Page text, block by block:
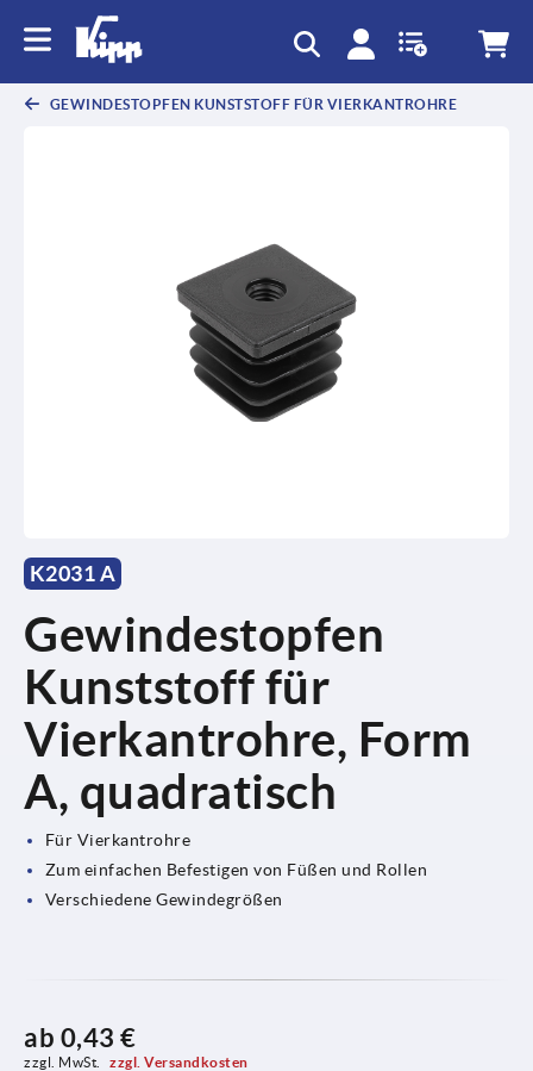
GEWINDESTOPFEN KUNSTSTOFF FÜR VIERKANTROHRE
K2031 A
Gewindestopfen
Kunststoff für
Vierkantrohre, Form
A, quadratisch
Für Vierkantrohre
Zum einfachen Befestigen von Füßen und Rollen
Verschiedene Gewindegrößen
ab 0,43 €
zzgl. MwSt. zzgl. Versandkosten